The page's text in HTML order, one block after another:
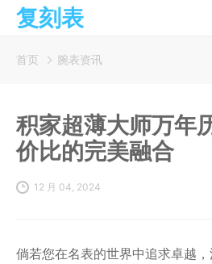
复刻表
首页 腕表资讯
积家超薄大师万年
价比的完美融合
12 月 04, 2024
倘若您在名表的世界中追求卓越